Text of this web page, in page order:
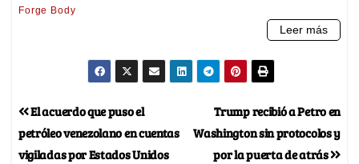
Trump recibió a Petro en
Washington sin protocolos y
por la puerta de atrás
El acuerdo que puso el
petróleo venezolano en cuentas
vigiladas por Estados Unidos